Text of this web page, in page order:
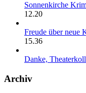
Sonnenkirche
12.20
Freude über neue
15.36
Danke,
Archiv